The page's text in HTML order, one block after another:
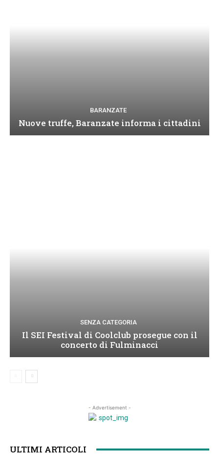
BARANZATE
Nuove truffe, Baranzate informa i cittadini
SENZA CATEGORIA
Il SEI Festival di Coolclub prosegue con il
concerto di Fulminacci
- Advertisement -
ULTIMI ARTICOLI